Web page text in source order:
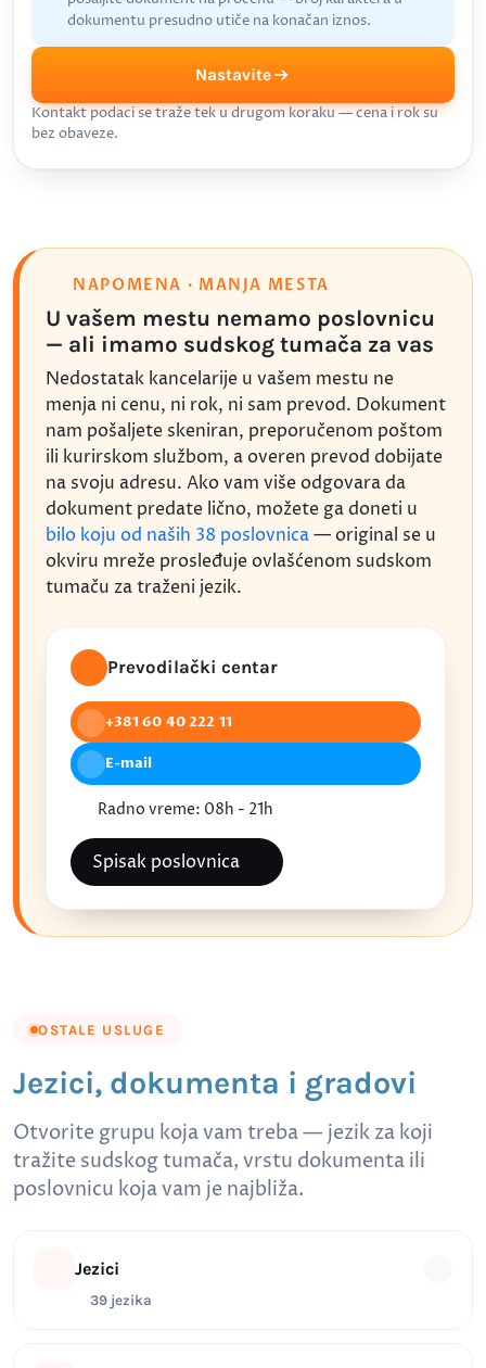
dokumentu presudno utiče na konačan iznos.
Nastavite
Kontakt podaci se traže tek u drugom koraku — cena i rok su
bez obaveze.
NAPOMENA · MANJA MESTA
U vašem mestu nemamo poslovnicu
— ali imamo sudskog tumača za vas
Nedostatak kancelarije u vašem mestu ne
menja ni cenu, ni rok, ni sam prevod. Dokument
nam pošaljete skeniran, preporučenom poštom
ili kurirskom službom, a overen prevod dobijate
na svoju adresu. Ako vam više odgovara da
dokument predate lično, možete ga doneti u
bilo koju od naših 38 poslovnica— original se u
okviru mreže prosleđuje ovlašćenom sudskom
tumaču za traženi jezik.
Prevodilački centar
+381 60 40 222 11
E-mail
Radno vreme: 08h - 21h
Spisak poslovnica
OSTALE USLUGE
Jezici, dokumenta i gradovi
Otvorite grupu koja vam treba — jezik za koji
tražite sudskog tumača, vrstu dokumenta ili
poslovnicu koja vam je najbliža.
Jezici
39 jezika